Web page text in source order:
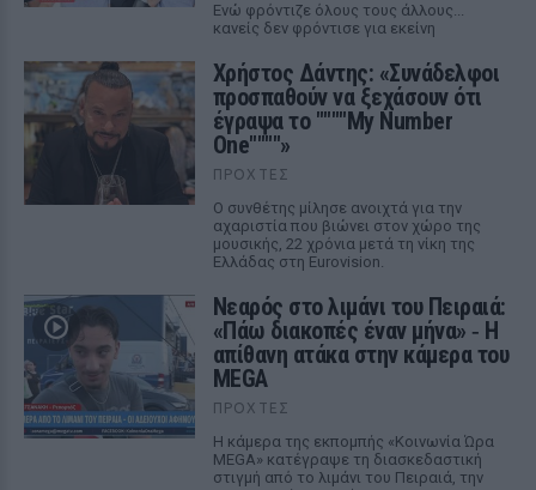
Ενώ φρόντιζε όλους τους άλλους...
κανείς δεν φρόντισε για εκείνη
Χρήστος Δάντης: «Συνάδελφοι
προσπαθούν να ξεχάσουν ότι
έγραψα το """"My Number
One""""»
ΠΡΟΧΤΈΣ
Ο συνθέτης μίλησε ανοιχτά για την
αχαριστία που βιώνει στον χώρο της
μουσικής, 22 χρόνια μετά τη νίκη της
Ελλάδας στη Eurovision.
Νεαρός στο λιμάνι του Πειραιά:
«Πάω διακοπές έναν μήνα» ‑ Η
απίθανη ατάκα στην κάμερα του
MEGA
ΠΡΟΧΤΈΣ
Η κάμερα της εκπομπής «Κοινωνία Ώρα
MEGA» κατέγραψε τη διασκεδαστική
στιγμή από το λιμάνι του Πειραιά, την